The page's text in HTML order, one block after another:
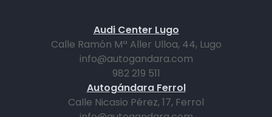
Audi Center Lugo
Calle Ramón Mª Aller Ulloa, 44, Lugo
info@autogandara.com
982 219 511
Autogándara Ferrol
Calle Nicasio Pérez, 17, Ferrol